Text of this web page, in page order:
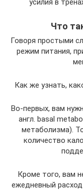
усилия в
Что
Говоря простыми
режим питания,
Как же узнать,
Во-первых, вам
англ. basal
метаболизма).
количество
Кроме того, вам
ежедневный расход